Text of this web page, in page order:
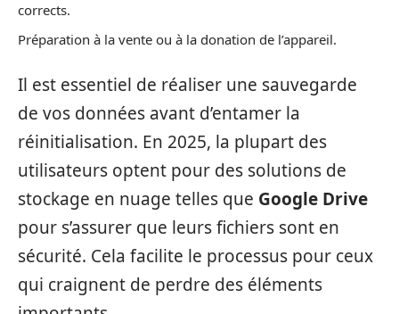
corrects.
Préparation à la vente ou à la donation de l’appareil.
Il est essentiel de réaliser une sauvegarde
de vos données avant d’entamer la
réinitialisation. En 2025, la plupart des
utilisateurs optent pour des solutions de
stockage en nuage telles que Google Drive
pour s’assurer que leurs fichiers sont en
sécurité. Cela facilite le processus pour ceux
qui craignent de perdre des éléments